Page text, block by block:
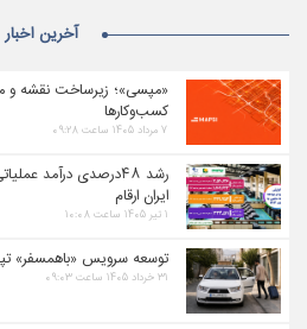
آخرین اخبار
«مپسی»؛ زیرساخت نقشه و
کسب‌وکارها
۷ مرداد ۱۴۰۵ ساعت ۰۹:۲۸
رشد ۴۸درصدی درآمد
ایران ارقام
۱ تیر ۱۴۰۵ ساعت ۱۰:۰۸
توسعه سرویس «باهمسفر»
۳۱ خرداد ۱۴۰۵ ساعت ۰۹:۰۳